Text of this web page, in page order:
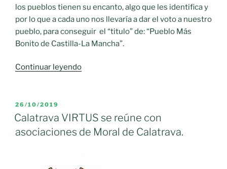
los pueblos tienen su encanto, algo que les identifica y
por lo que a cada uno nos llevaría a dar el voto a nuestro
pueblo, para conseguir el “titulo” de: “Pueblo Más
Bonito de Castilla-La Mancha”.
Continuar leyendo«Mi
de
Calatrava»
PUBLICADO
EL
26/10/2019
Calatrava VIRTUS se reúne con
asociaciones de Moral de Calatrava.